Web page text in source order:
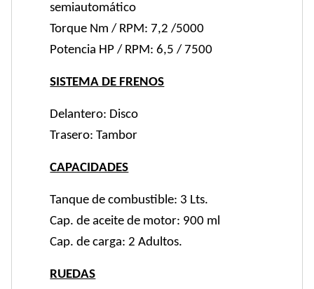
semiautomático
Torque Nm / RPM: 7,2 /5000
Potencia HP / RPM: 6,5 / 7500
SISTEMA DE FRENOS
Delantero: Disco
Trasero: Tambor
CAPACIDADES
Tanque de combustible: 3 Lts.
Cap. de aceite de motor: 900 ml
Cap. de carga: 2 Adultos.
RUEDAS